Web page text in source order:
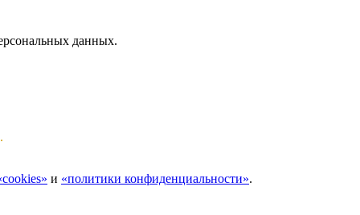
данных.
.
и «политики конфиденциальности».